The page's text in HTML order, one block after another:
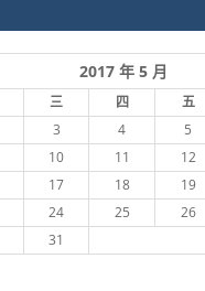
2017 年 5 月
三 四 五
3 4 5
10 11 12
17 18 19
24 25 26
31